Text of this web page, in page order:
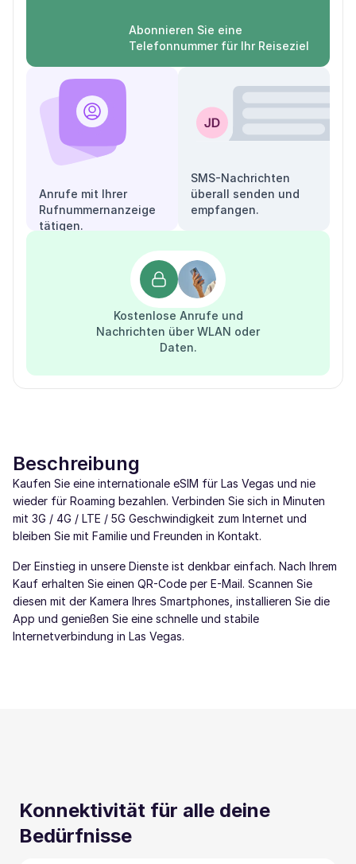
Abonnieren Sie eine
Telefonnummer für Ihr Reiseziel
Anrufe mit Ihrer
Rufnummernanzeige
tätigen.
SMS-Nachrichten
überall senden und
empfangen.
Kostenlose Anrufe und
Nachrichten über WLAN oder
Daten.
Beschreibung
Kaufen Sie eine internationale eSIM für Las Vegas und nie
wieder für Roaming bezahlen. Verbinden Sie sich in Minuten
mit 3G / 4G / LTE / 5G Geschwindigkeit zum Internet und
bleiben Sie mit Familie und Freunden in Kontakt.
Der Einstieg in unsere Dienste ist denkbar einfach. Nach Ihrem
Kauf erhalten Sie einen QR-Code per E-Mail. Scannen Sie
diesen mit der Kamera Ihres Smartphones, installieren Sie die
App und genießen Sie eine schnelle und stabile
Internetverbindung in Las Vegas.
Konnektivität für alle deine
Bedürfnisse